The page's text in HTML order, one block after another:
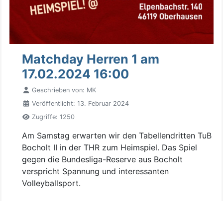
Matchday Herren 1 am
17.02.2024 16:00
Geschrieben von: MK
Veröffentlicht: 13. Februar 2024
Zugriffe: 1250
Am Samstag erwarten wir den Tabellendritten TuB
Bocholt II in der THR zum Heimspiel. Das Spiel
gegen die Bundesliga-Reserve aus Bocholt
verspricht Spannung und interessanten
Volleyballsport.